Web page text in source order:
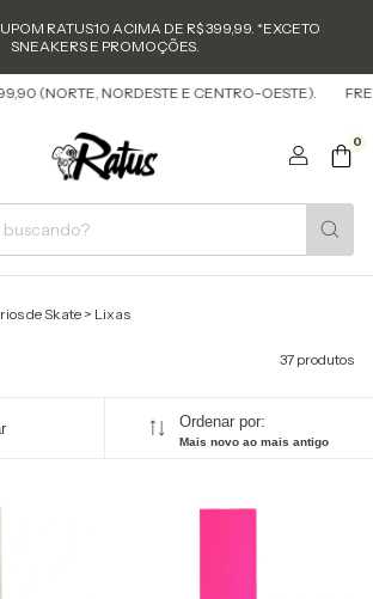
RATUS10 ACIMA DE R$ 399,99. *EXCETO
SNEAKERS E PROMOÇÕES.
NORDESTE E CENTRO-OESTE). FRETE
0
de Skate> Lixas
37 produtos
Ordenar por:
Mais novo ao mais antigo